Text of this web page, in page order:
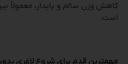
است.
مهمترین قدم برای شروع لاغری